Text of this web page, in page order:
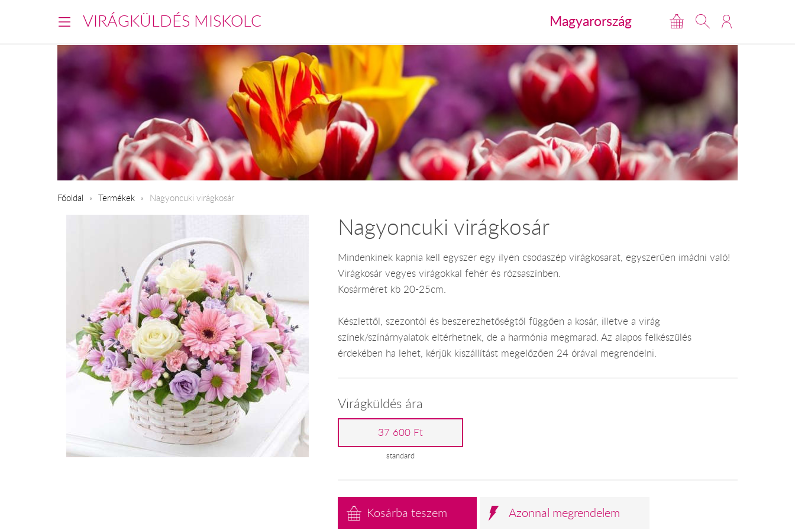
VIRÁGKÜLDÉS MISKOLC Magyarország
Főoldal Termékek Nagyoncuki virágkosár
Nagyoncuki virágkosár
Mindenkinek kapnia kell egyszer egy ilyen csodaszép virágkosarat, egyszerűen imádni való!
Virágkosár vegyes virágokkal fehér és rózsaszínben.
Kosárméret kb 20-25cm.
Készlettől, szezontól és beszerezhetőségtől függően a kosár, illetve a virág
színek/színárnyalatok eltérhetnek, de a harmónia megmarad. Az alapos felkészülés
érdekében ha lehet, kérjük kiszállítást megelőzően 24 órával megrendelni.
Virágküldés ára
37 600 Ft
standard
Kosárba teszem Azonnal megrendelem